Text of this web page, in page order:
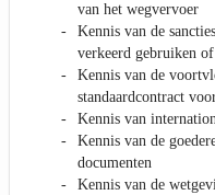
van het wegvervoer
Kennis van de
verkeerd gebruiken
Kennis van de
standaardcontract
Kennis van
Kennis van de
documenten
Kennis van de